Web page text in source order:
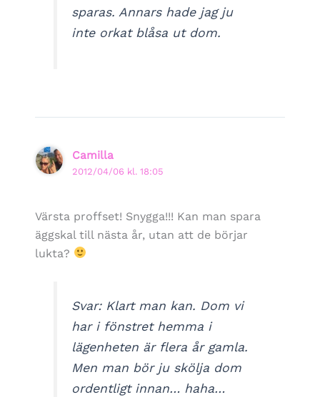
sparas. Annars hade jag ju
inte orkat blåsa ut dom.
Camilla
2012/04/06 kl. 18:05
Värsta proffset! Snygga!!! Kan man spara
äggskal till nästa år, utan att de börjar
lukta?
Svar: Klart man kan. Dom vi
har i fönstret hemma i
lägenheten är flera år gamla.
Men man bör ju skölja dom
ordentligt innan… haha…